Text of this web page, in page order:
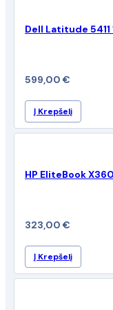
Dell Latitude 5411
599,00 €
Į Krepšelį
HP EliteBook
323,00 €
Į Krepšelį